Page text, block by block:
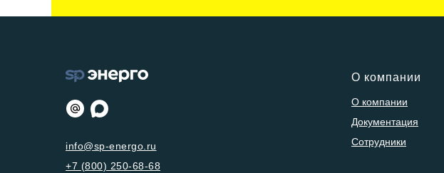
О компании
О компании
Документация
Сотрудники
info@sp-energo.ru
+7 (800) 250-68-68